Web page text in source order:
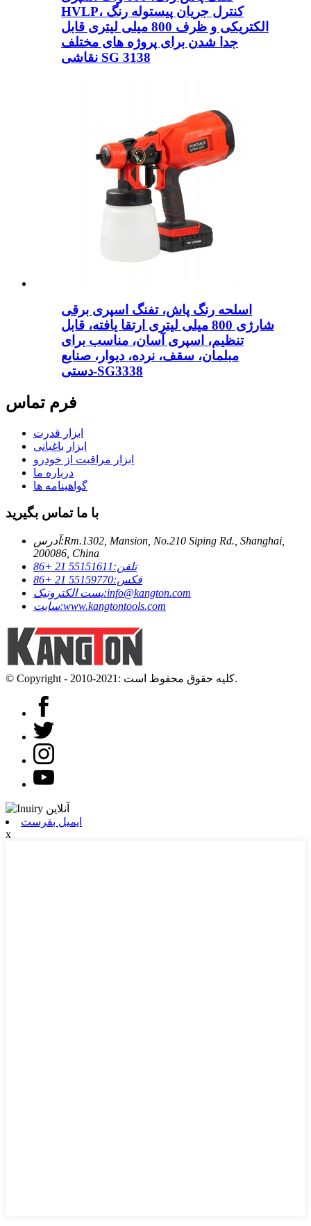
HVLP، کنترل جریان پیستوله رنگ
الکتریکی و ظرف 800 میلی لیتری قابل
جدا شدن برای پروژه های مختلف
نقاشی SG 3138
اسلحه رنگ پاش، تفنگ اسپری برقی
شارژی 800 میلی لیتری ارتقا یافته، قابل
تنظیم، اسپری آسان، مناسب برای
مبلمان، سقف، نرده، دیوار، صنایع
دستی-SG3338
فرم تماس
ابزار قدرت
ابزار باغبانی
ابزار مراقبت از خودرو
درباره ما
گواهینامه ها
با ما تماس بگیرید
آدرس:Rm.1302, Mansion, No.210 Siping Rd., Shanghai,
200086, China
تلفن:55151611 21 +86
فکس:55159770 21 +86
پست الکترونیک:info@kangton.com
سایت:www.kangtontools.com
© Copyright - 2010-2021: کلیه حقوق محفوظ است.
ایمیل بفرست
x